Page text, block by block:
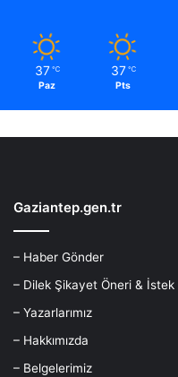
37 ℃
Paz
37 ℃
Pts
Gaziantep.gen.tr
– Haber Gönder
– Dilek Şikayet Öneri & İstek
– Yazarlarımız
– Hakkımızda
– Belgelerimiz